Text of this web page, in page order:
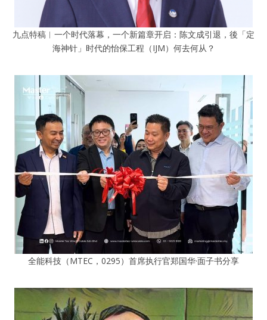
九点特稿︱一个时代落幕，一个新篇章开启：陈文成引退，後「定
海神针」时代的怡保工程（IJM）何去何从？
全能科技（MTEC，0295）首席执行官郑国华·面子书分享